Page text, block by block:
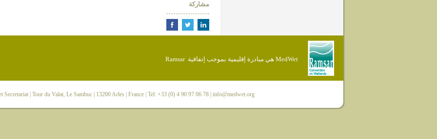
مشاركة
MedWet هي مبادرة إقليمية بموجب إتفاقية Ramsar
Secretariat| Tour du Valat, Le Sambuc | 13200 Arles | France | Tel: +33 (0) 4 90 97 06 78 | info@medwet.org